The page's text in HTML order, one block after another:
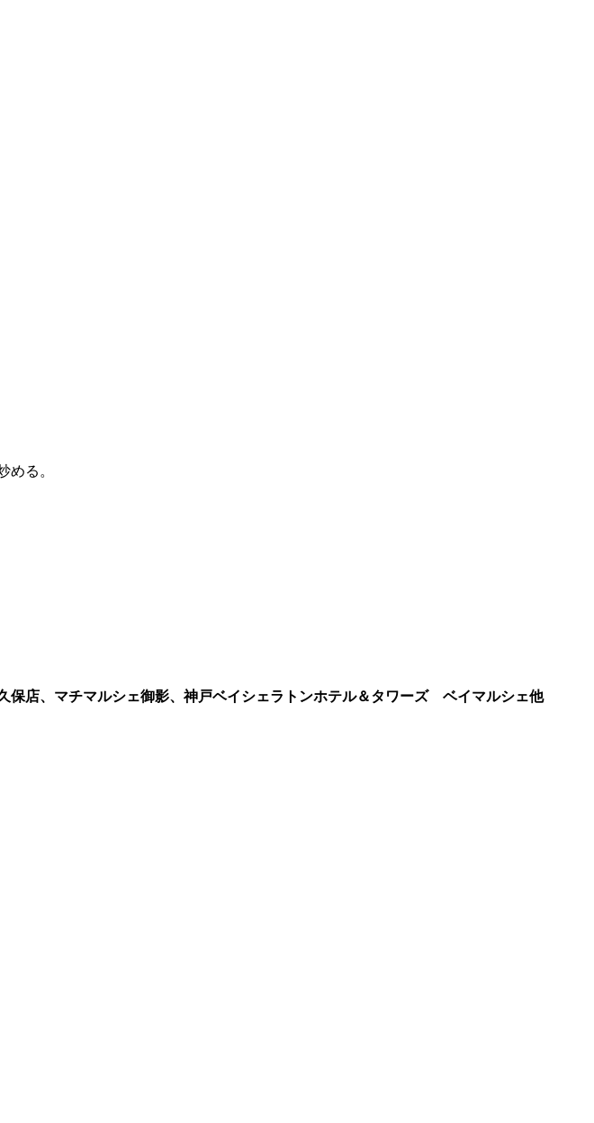
る。
保店、マチマルシェ御影、神戸ベイシェラトンホテル＆タワーズ ベイマルシェ他